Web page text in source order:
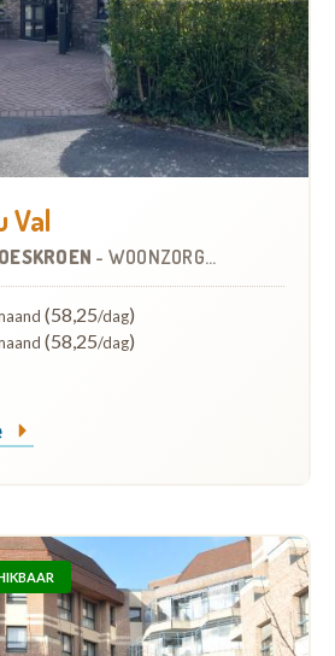
Val
- WOONZORGCENTRUM (WZC)
(58,25/dag)
(58,25/dag)